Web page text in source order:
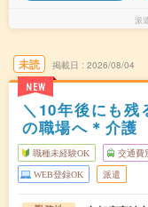
派
未読
NEW
掲載日 2026/08/04
＼10年後にも残
の職場へ＊介護
職種未経験OK 交通費
WEB登録OK 派遣